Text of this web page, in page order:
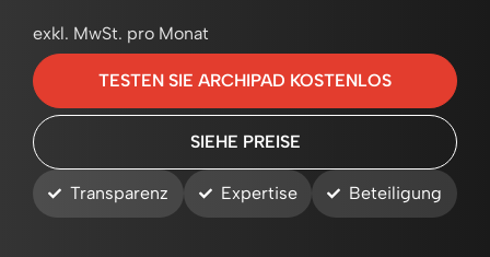
exkl. MwSt. pro Monat
TESTEN SIE ARCHIPAD KOSTENLOS
SIEHE PREISE
Transparenz Expertise Beteiligung